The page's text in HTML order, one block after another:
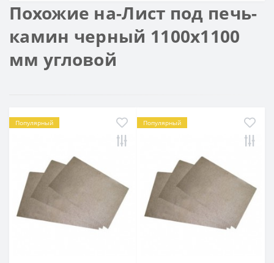
Похожие на-Лист под печь-
камин черный 1100х1100
мм угловой
Популярный Популярный